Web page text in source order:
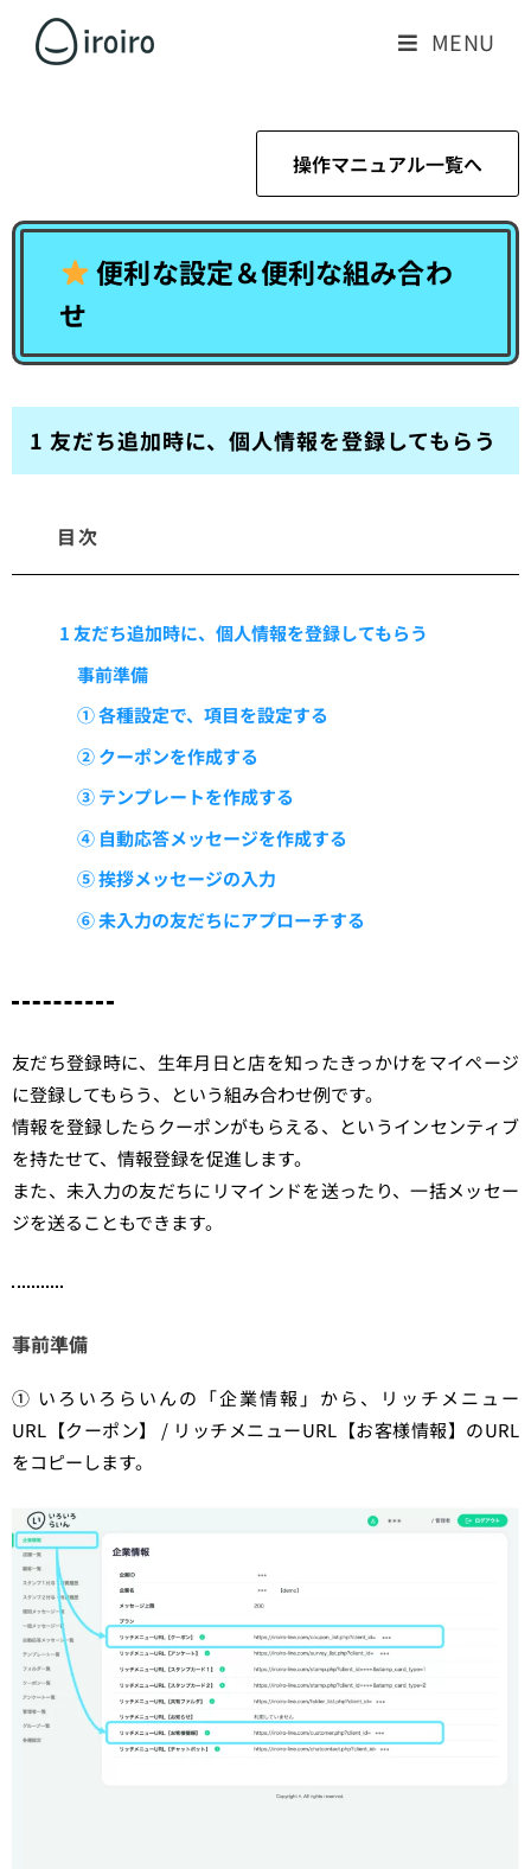
MENU
操作マニュアル一覧へ
便利な設定＆便利な組み合わ
せ
1 友だち追加時に、個人情報を登録してもらう
目次
1 友だち追加時に、個人情報を登録してもらう
事前準備
① 各種設定で、項目を設定する
② クーポンを作成する
③ テンプレートを作成する
④ 自動応答メッセージを作成する
⑤ 挨拶メッセージの入力
⑥ 未入力の友だちにアプローチする
友だち登録時に、生年月日と店を知ったきっかけをマイページ
に登録してもらう、という組み合わせ例です。
情報を登録したらクーポンがもらえる、というインセンティブ
を持たせて、情報登録を促進します。
また、未入力の友だちにリマインドを送ったり、一括メッセー
ジを送ることもできます。
事前準備
① いろいろらいんの「企業情報」から、リッチメニュー
URL【クーポン】 / リッチメニューURL【お客様情報】のURL
をコピーします。